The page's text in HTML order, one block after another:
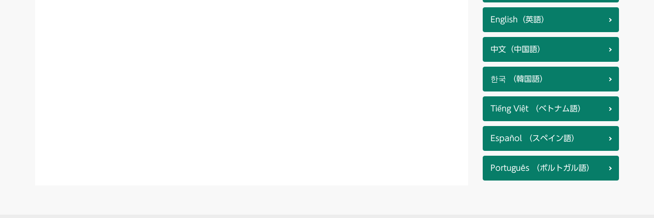
English（英語）
中文（中国語）
한국 （韓国語）
Tiếng Việt （ベトナム語）
Español （スペイン語）
Português （ポルトガル語）